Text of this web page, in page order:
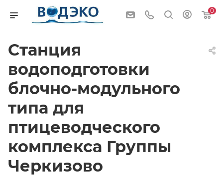
0
Станция
водоподготовки
блочно-модульного
типа для
птицеводческого
комплекса Группы
Черкизово